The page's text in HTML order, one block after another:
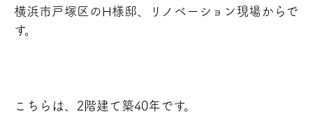
横浜市戸塚区のH様邸、リノベーション現場からで
す。
こちらは、2階建て築40年です。